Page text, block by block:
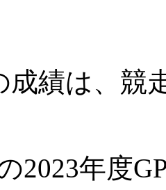
績は、競
2023年度